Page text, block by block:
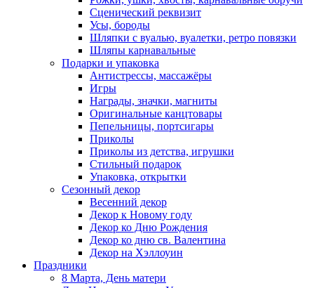
Сценический реквизит
Усы, бороды
Шляпки с вуалью, вуалетки, ретро повязки
Шляпы карнавальные
Подарки и упаковка
Антистрессы, массажёры
Игры
Награды, значки, магниты
Оригинальные канцтовары
Пепельницы, портсигары
Приколы
Приколы из детства, игрушки
Стильный подарок
Упаковка, открытки
Сезонный декор
Весенний декор
Декор к Новому году
Декор ко Дню Рождения
Декор ко дню св. Валентина
Декор на Хэллоуин
Праздники
8 Марта, День матери